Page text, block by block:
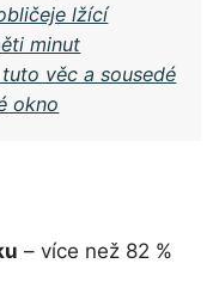
lžící
minut
věc a sousedé
okno
– více než 82 %